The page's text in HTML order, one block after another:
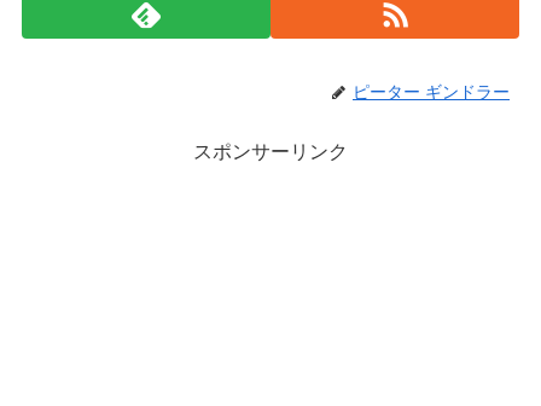
ピーター ギンドラー
スポンサーリンク